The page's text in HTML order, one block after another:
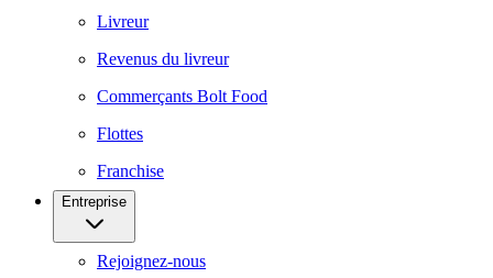
Livreur
Revenus du livreur
Commerçants Bolt Food
Flottes
Franchise
Entreprise
Rejoignez-nous